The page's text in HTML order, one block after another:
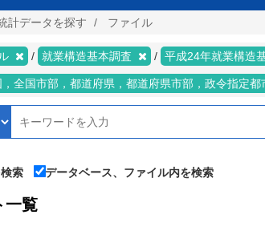
計データを探す ファイル
就業構造基本調査 平成24年就業構造
全国市部，都道府県，都道府県市部，政令指定都
索
データベース、ファイル内を検索
一覧